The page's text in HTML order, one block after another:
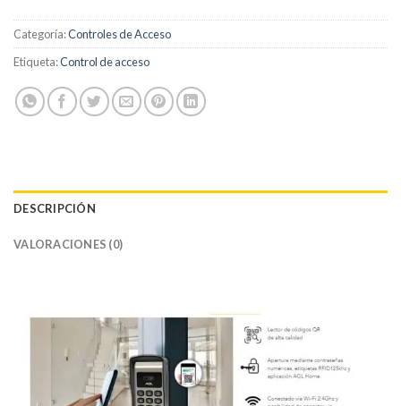
Categoría:Controles de Acceso
Etiqueta:Control de acceso
DESCRIPCIÓN
VALORACIONES (0)